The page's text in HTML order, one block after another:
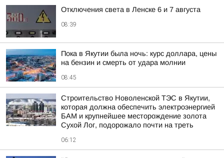
Отключения света в Ленске 6 и 7 августа
08:39
Пока в Якутии была ночь: курс доллара, цены
на бензин и смерть от удара молнии
08:45
Строительство Новоленской ТЭС в Якутии,
которая должна обеспечить электроэнергией
БАМ и крупнейшее месторождение золота
Сухой Лог, подорожало почти на треть
06:12